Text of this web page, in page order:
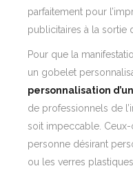
parfaitement pour
publicitaires à la sortie
Pour que la
un gobelet
personnalisation
de professionnels de
soit impeccable.
personne désirant
ou les verres plastiques.